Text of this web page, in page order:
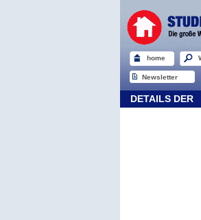
home
Newsletter
DETAILS DER